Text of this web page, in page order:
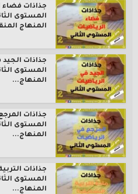
جذاذات فضاء
المستوى
المنهاج
جذاذات الجيد
المستوى
المنهاج...
جذاذات
المستوى
المنهاج...
جذاذات
المستوى
المنهاج...